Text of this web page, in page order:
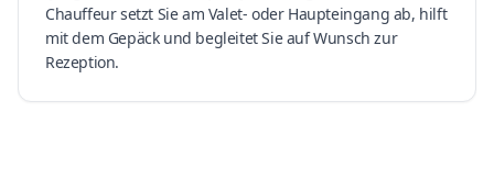
Chauffeur setzt Sie am Valet- oder Haupteingang ab, hilft
mit dem Gepäck und begleitet Sie auf Wunsch zur
Rezeption.